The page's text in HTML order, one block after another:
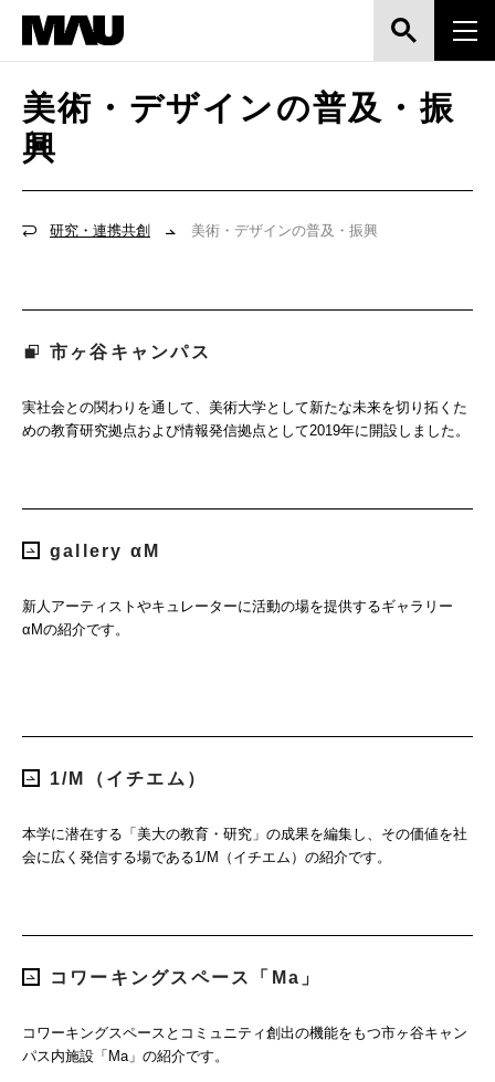
研究・連携共創 美術・デザインの普及・振興
美術・デザインの普及・振
興
市ヶ谷キャンパス
実社会との関わりを通して、美術大学として新たな未来を切り拓くた
めの教育研究拠点および情報発信拠点として2019年に開設しました。
gallery αM
新人アーティストやキュレーターに活動の場を提供するギャラリー
αMの紹介です。
1/M（イチエム）
本学に潜在する「美大の教育・研究」の成果を編集し、その価値を社
会に広く発信する場である1/M（イチエム）の紹介です。
コワーキングスペース「Ma」
コワーキングスペースとコミュニティ創出の機能をもつ市ヶ谷キャン
パス内施設「Ma」の紹介です。